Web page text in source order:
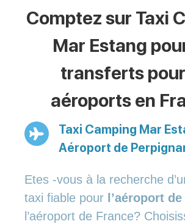
Comptez sur Taxi
Mar Estang
transferts
aéroports en
Taxi Camping Mar
Aéroport de
Etes -vous à la recherche
taxi fiable pour l’aéroport
l’aéroport de France?